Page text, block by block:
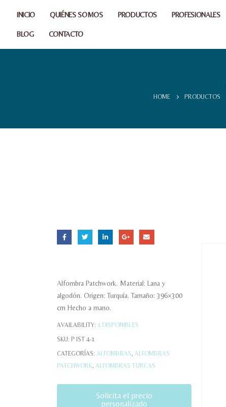
INICIO QUIÉNES SOMOS PRODUCTOS PROFESIONALES
BLOG CONTACTO
HOME PRODUCTOS
Alfombra Patchwork. Material: Lana y
algodón. Origen: Turquía. Tamaño: 396×300
cm Hecho a mano.
AVAILABILITY: 1 DISPONIBLES
SKU: P IST 4-1
CATEGORÍAS: ALFOMBRAS, ALFOMBRAS
PATCHWORK, ALFOMBRAS TURCAS
Solicita el precio
personalizado